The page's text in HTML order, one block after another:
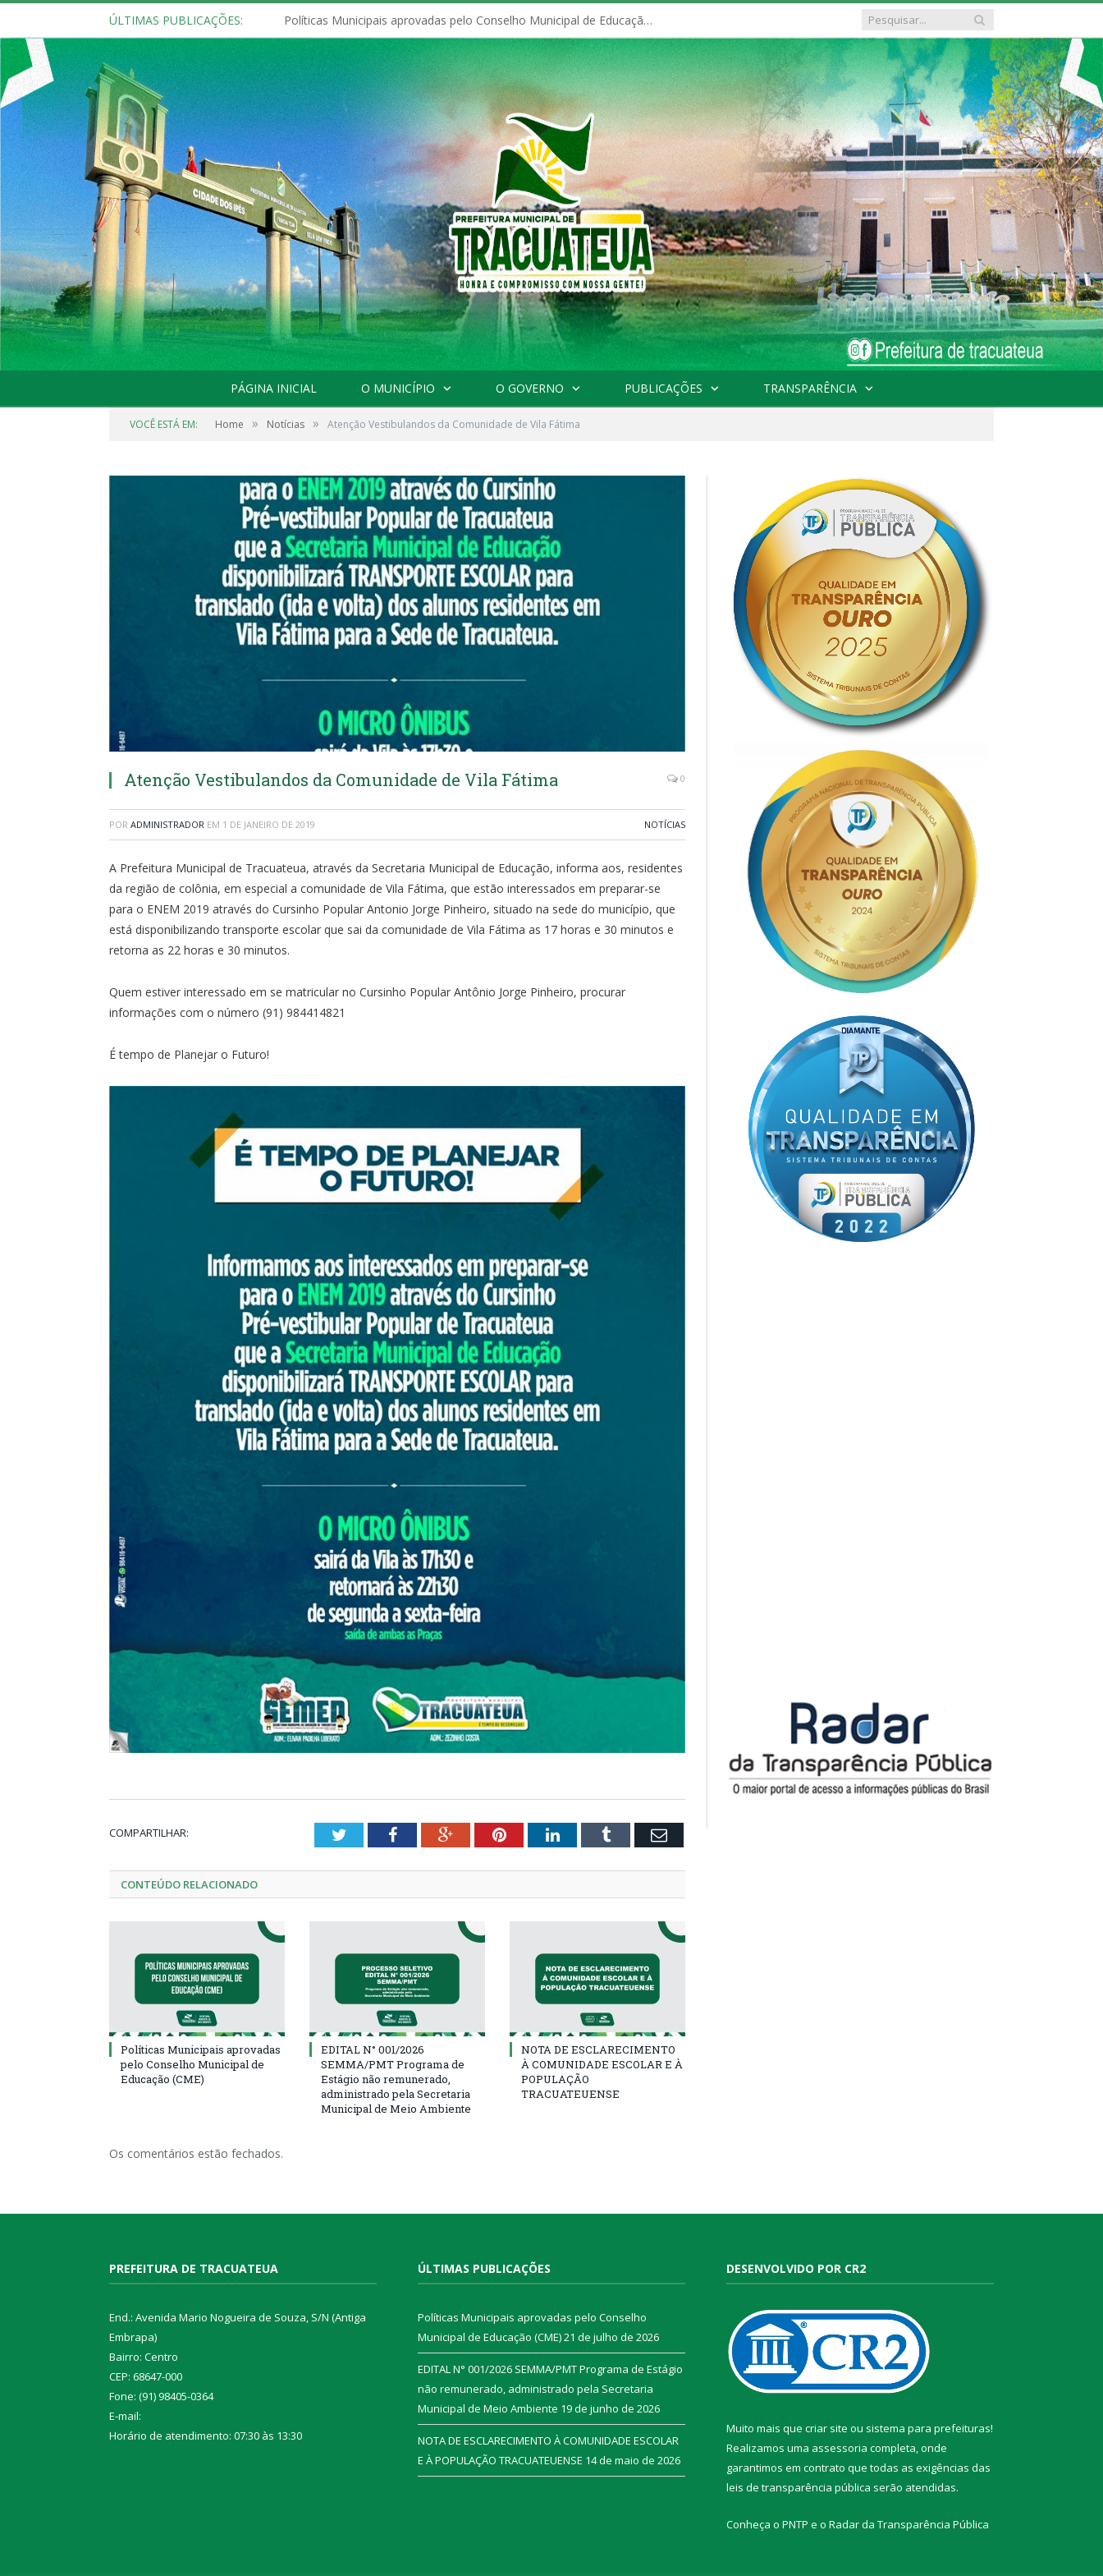
ÚLTIMAS PUBLICAÇÕES: Políticas Municipais aprovadas pelo Conselho Municipal de Educação (CME)
PÁGINA INICIAL O MUNICÍPIO O GOVERNO PUBLICAÇÕES TRANSPARÊNCIA
VOCÊ ESTÁ EM: Home » Notícias » Atenção Vestibulandos da Comunidade de Vila Fátima
Atenção Vestibulandos da Comunidade de Vila Fátima 0
POR ADMINISTRADOR EM 1 DE JANEIRO DE 2019 NOTÍCIAS
A Prefeitura Municipal de Tracuateua, através da Secretaria Municipal de Educação, informa aos, residentes
da região de colônia, em especial a comunidade de Vila Fátima, que estão interessados em preparar-se
para o ENEM 2019 através do Cursinho Popular Antonio Jorge Pinheiro, situado na sede do município, que
está disponibilizando transporte escolar que sai da comunidade de Vila Fátima as 17 horas e 30 minutos e
retorna as 22 horas e 30 minutos.
Quem estiver interessado em se matricular no Cursinho Popular Antônio Jorge Pinheiro, procurar
informações com o número (91) 984414821
É tempo de Planejar o Futuro!
COMPARTILHAR: TwitterFacebookGoogle+PinterestLinkedInTumblr Email
CONTEÚDO RELACIONADO
Políticas Municipais aprovadas
pelo Conselho Municipal de
Educação (CME)
EDITAL N° 001/2026
SEMMA/PMT Programa de
Estágio não remunerado,
administrado pela Secretaria
Municipal de Meio Ambiente
NOTA DE ESCLARECIMENTO
À COMUNIDADE ESCOLAR E À
POPULAÇÃO
TRACUATEUENSE
Os comentários estão fechados.
PREFEITURA DE TRACUATEUA
End.: Avenida Mario Nogueira de Souza, S/N (Antiga
Embrapa)
Bairro: Centro
CEP: 68647-000
Fone: (91) 98405-0364
E-mail:
Horário de atendimento: 07:30 às 13:30
ÚLTIMAS PUBLICAÇÕES
Políticas Municipais aprovadas pelo Conselho
Municipal de Educação (CME)21 de julho de 2026
EDITAL N° 001/2026 SEMMA/PMT Programa de Estágio
não remunerado, administrado pela Secretaria
Municipal de Meio Ambiente 19 de junho de 2026
NOTA DE ESCLARECIMENTO À COMUNIDADE ESCOLAR
E À POPULAÇÃO TRACUATEUENSE 14 de maio de 2026
DESENVOLVIDO POR CR2
Muito mais que criar site ou sistema para prefeituras!
Realizamos uma assessoria completa, onde
garantimos em contrato que todas as exigências das
leis de transparência pública serão atendidas.
Conheça o PNTP e o Radar da Transparência Pública